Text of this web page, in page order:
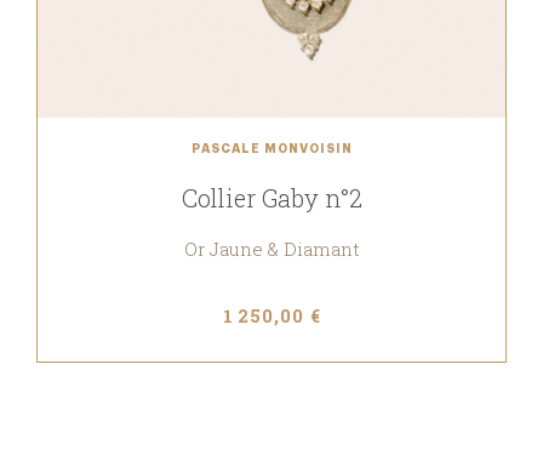
PASCALE MONVOISIN
Collier Gaby n°2
Or Jaune & Diamant
1 250,00 €